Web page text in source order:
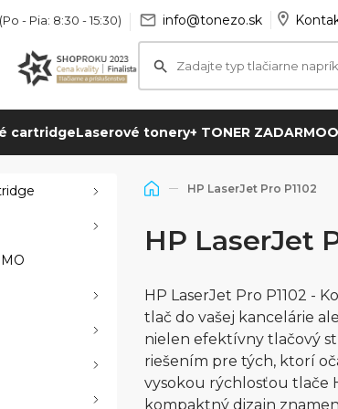
(Po - Pia: 8:30 - 15:30) info@tonezo.sk
cartridgeLaserové tonery+ TONER ZADARMO
HP LaserJet Pro P1102
HP LaserJet
HP LaserJet Pro P1102 -
tlač do vašej kancelárie
nielen efektívny tlačový
riešením pre tých, ktorí
vysokou rýchlosťou tlače
kompaktný dizajn